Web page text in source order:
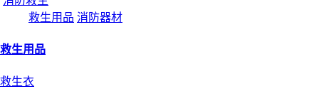
救生用品 消防器材
救生用品
救生衣